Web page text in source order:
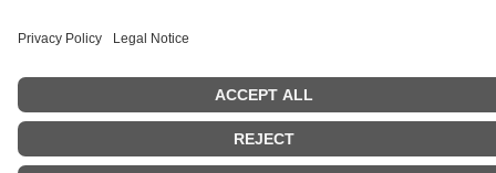
AGBs|Datenschutzerklärung